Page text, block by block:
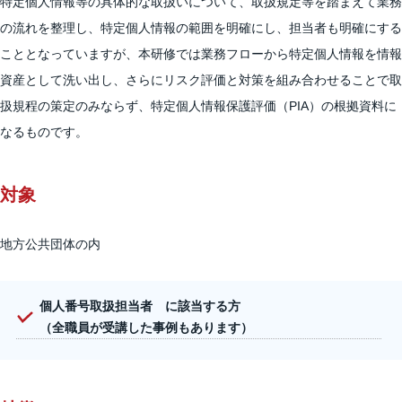
の流れを整理し、特定個人情報の範囲を明確にし、担当者も明確にする
こととなっていますが、本研修では業務フローから特定個人情報を情報
資産として洗い出し、さらにリスク評価と対策を組み合わせることで取
扱規程の策定のみならず、特定個人情報保護評価（PIA）の根拠資料に
なるものです。
対象
地方公共団体の内
個人番号取扱担当者 に該当する方
（全職員が受講した事例もあります）